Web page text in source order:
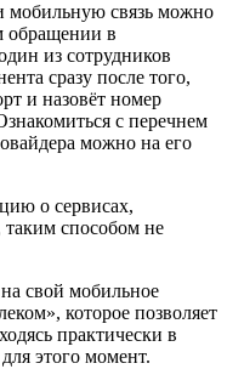
мобильную связь можно
обращении в
из сотрудников
сразу после того,
и назовёт номер
с перечнем
можно на его
о сервисах,
способом не
свой мобильное
которое позволяет
практически в
этого момент.